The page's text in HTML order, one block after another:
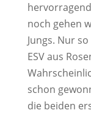
noch gehen
Jungs. Nur
ESV aus
schon
die beiden